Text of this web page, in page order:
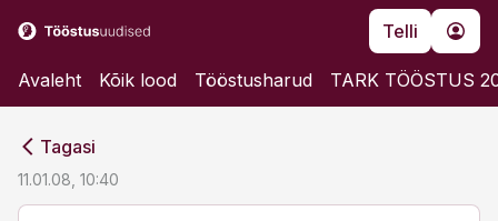
Telli
Avaleht Kõik lood Tööstusharud TARK TÖÖSTUS
Tagasi
11.01.08, 10:40